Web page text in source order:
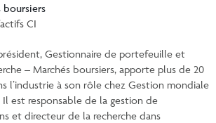
boursiers
CI
Gestionnaire de portefeuille et
– Marchés boursiers, apporte plus de 20
l’industrie à son rôle chez Gestion mondiale
Il est responsable de la gestion de
et directeur de la recherche dans